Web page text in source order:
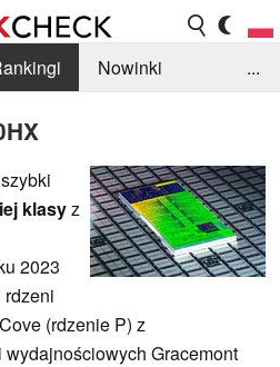
Nowinki
...
klasyz
2023
rdzeni
(rdzenie P) z
Gracemont